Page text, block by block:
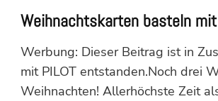
Weihnachtskarten basteln mit
Werbung: Dieser Beitrag ist in
mit PILOT entstanden.Noch drei
Weihnachten! Allerhöchste Zeit